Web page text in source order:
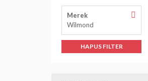
Merek
Wilmond
HAPUS FILTER